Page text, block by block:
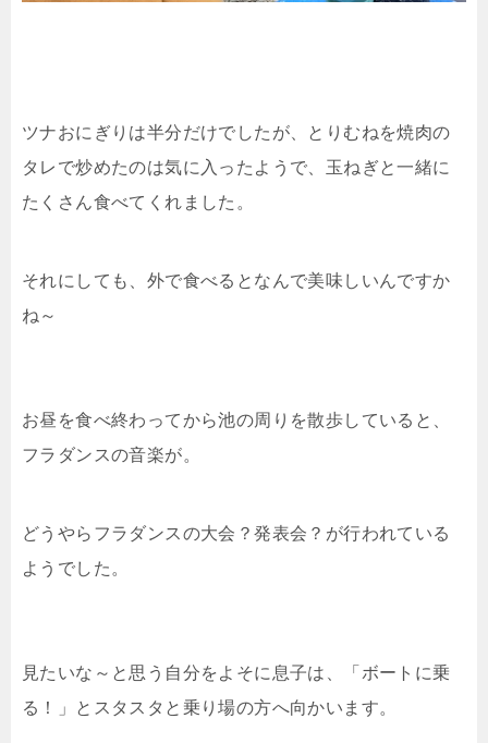
ツナおにぎりは半分だけでしたが、とりむねを焼肉の
タレで炒めたのは気に入ったようで、玉ねぎと一緒に
たくさん食べてくれました。
それにしても、外で食べるとなんで美味しいんですか
ね～
お昼を食べ終わってから池の周りを散歩していると、
フラダンスの音楽が。
どうやらフラダンスの大会？発表会？が行われている
ようでした。
見たいな～と思う自分をよそに息子は、「ボートに乗
る！」とスタスタと乗り場の方へ向かいます。